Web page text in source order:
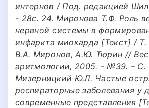
интернов / Под. редакцией
- 28с. 24. Миронова Т.Ф. Роль
нервной системы в
инфаркта миокарда [Текст] /
В.А. Миронов, А.Ю. Тюрин //
аритмологии, 2005. - №39. – С.
Мизерницкий Ю.Л. Частые
респираторные заболевания у
современные представления